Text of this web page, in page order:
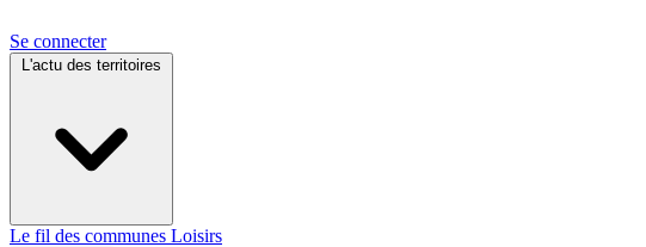
Se connecter
L'actu des territoires
Le fil des communes Loisirs